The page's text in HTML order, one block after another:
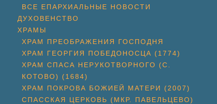
ВСЕ ЕПАРХИАЛЬНЫЕ НОВОСТИ
ДУХОВЕНСТВО
ХРАМЫ
ХРАМ ПРЕОБРАЖЕНИЯ ГОСПОДНЯ
ХРАМ ГЕОРГИЯ ПОБЕДОНОСЦА (1774)
ХРАМ СПАСА НЕРУКОТВОРНОГО (С.
КОТОВО) (1684)
ХРАМ ПОКРОВА БОЖИЕЙ МАТЕРИ (2007)
СПАССКАЯ ЦЕРКОВЬ (МКР. ПАВЕЛЬЦЕВО)